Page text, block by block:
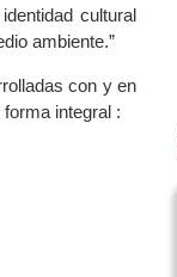
cultural
ambiente.”
con y en
integral :